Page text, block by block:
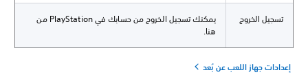
تسجيل الخروج
يمكنك تسجيل الخروج من حسابك في PlayStation من
هنا.
إعدادات جهاز اللعب عن بُعد